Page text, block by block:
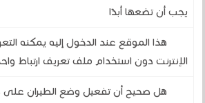
يجب أن تضعها أبدًا
هذا الموقع عند الدخول إليه يمكنه
الإنترنت دون استخدام ملف تعريف ارتباط
هل صحيح أن تفعيل وضع الطيران على